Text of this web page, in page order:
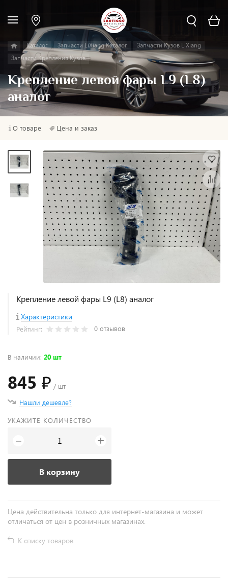
Каталог Запчасти LiXiang Каталог
Запчасти Кузов LiXiang
Запчасти Крепления Кузов
Крепление левой фары L9 (L8)
аналог
О товаре Цена и заказ
Крепление левой фары L9 (L8) аналог
Характеристики
Рейтинг: 0 отзывов
В наличии: 20 шт
845 ₽ / шт
Нашли дешевле?
УКАЖИТЕ КОЛИЧЕСТВО
− +
В корзину
Цена действительна только для интернет-магазина и может
отличаться от цен в розничных магазинах.
К списку товаров